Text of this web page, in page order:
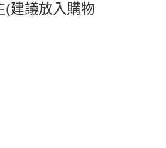
(建議放入購物